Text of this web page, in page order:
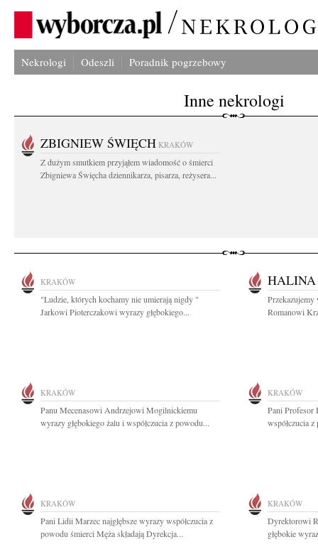
Nekrologi Odeszli Poradnik pogrzebowy
Inne nekrologi
ZBIGNIEW ŚWIĘCH KRAKÓW
Z dużym smutkiem przyjąłem wiadomość o śmierci
Zbigniewa Święcha dziennikarza, pisarza, reżysera...
KRAKÓW
"Ludzie, których kochamy nie umierają nigdy "
Jarkowi Pioterczakowi wyrazy głębokiego...
HALINA
Przekazujemy
Romanowi
KRAKÓW
Panu Mecenasowi Andrzejowi Mogilnickiemu
wyrazy głębokiego żalu i współczucia z powodu...
KRAKÓW
Pani Profesor
współczucia
KRAKÓW
Pani Lidii Marzec najgłębsze wyrazy współczucia z
powodu śmierci Męża składają Dyrekcja...
KRAKÓW
Dyrektorowi
głębokie